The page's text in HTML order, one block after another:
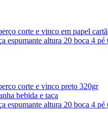
corte e vinco em papel
espumante altura 20 boca 4
corte e vinco preto 320gr
bebida e taça
espumante altura 20 boca 4 pé